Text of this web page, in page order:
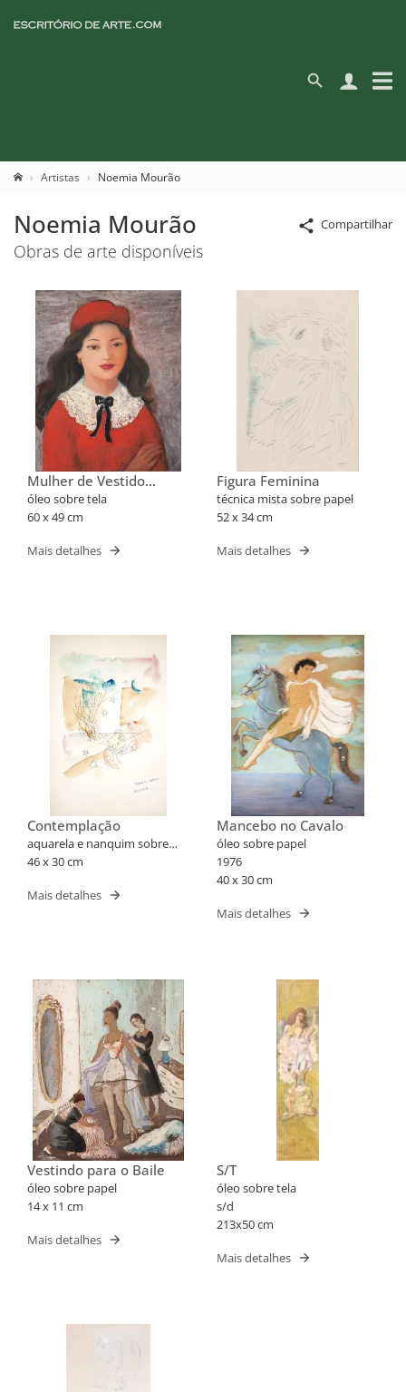
Artistas Noemia Mourão
Compartilhar
Noemia Mourão
Obras de arte disponíveis
Mulher de Vestido
Vermelho
óleo sobre tela
60 x 49 cm
Mais detalhes
Figura Feminina
técnica mista sobre papel
52 x 34 cm
Mais detalhes
Contemplação
aquarela e nanquim sobre
papel
46 x 30 cm
Mais detalhes
Mancebo no Cavalo
óleo sobre papel
1976
40 x 30 cm
Mais detalhes
Vestindo para o Baile
óleo sobre papel
14 x 11 cm
Mais detalhes
S/T
óleo sobre tela
s/d
213x50 cm
Mais detalhes